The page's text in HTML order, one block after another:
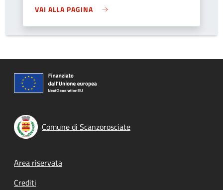
VAI ALLA PAGINA
Comune di Scanzorosciate
Footer menu
Area riservata
Crediti